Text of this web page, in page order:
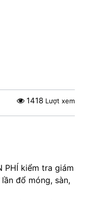
1418 Lượt xem
PHÍ kiểm tra giám
đổ móng, sàn,